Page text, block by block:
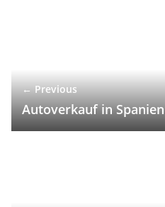
← Previous
Autoverkauf in